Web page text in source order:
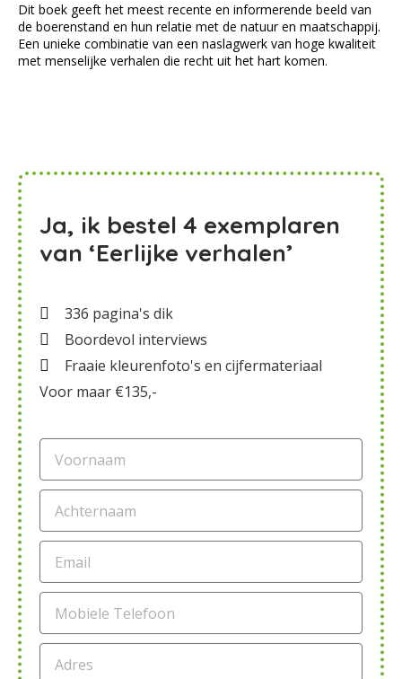
Dit boek geeft het meest recente en informerende beeld van
de boerenstand en hun relatie met de natuur en maatschappij.
Een unieke combinatie van een naslagwerk van hoge kwaliteit
met menselijke verhalen die recht uit het hart komen.
Ja, ik bestel 4 exemplaren
van ‘Eerlijke verhalen’
336 pagina's dik
Boordevol interviews
Fraaie kleurenfoto's en cijfermateriaal
Voor maar €135,-